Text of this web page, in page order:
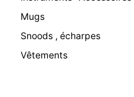
Mugs
Snoods , écharpes
Vêtements